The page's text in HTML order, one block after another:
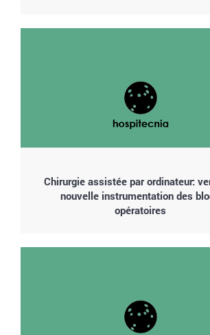
Chirurgie assistée par ordinateur:
nouvelle instrumentation des
opératoires